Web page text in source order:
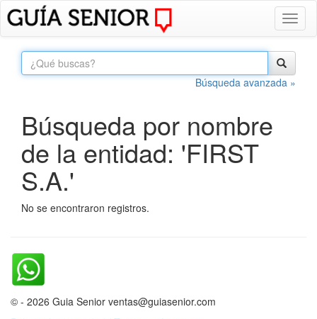
Búsqueda avanzada »
Búsqueda por nombre
de la entidad: 'FIRST
S.A.'
No se encontraron registros.
© - 2026 Guia Senior ventas@guiasenior.com